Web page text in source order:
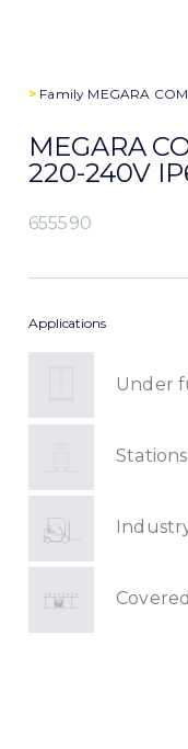
> Family MEGARA
MEGARA
220-240V
655590
Applications
Under
Stations